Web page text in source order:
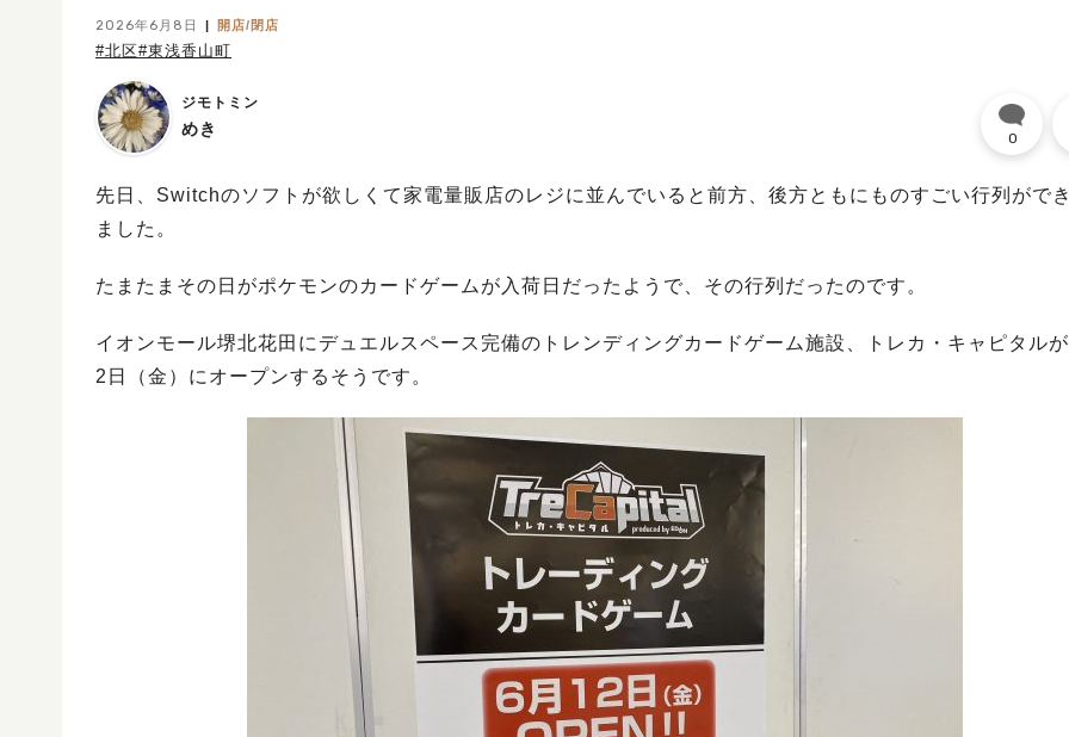
2026年6月8日 開店/閉店
#北区#東浅香山町
ジモトミン
めき 0
先日、Switchのソフトが欲しくて家電量販店のレジに並んでいると前方、後方ともにものすごい行列がで
ました。
たまたまその日がポケモンのカードゲームが入荷日だったようで、その行列だったのです。
イオンモール堺北花田にデュエルスペース完備のトレンディングカードゲーム施設、トレカ・キャピタル
2日（金）にオープンするそうです。